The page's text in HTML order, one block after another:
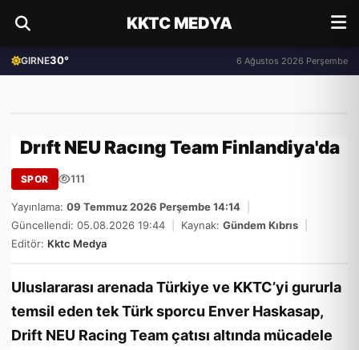
KKTC MEDYA
GIRNE30° 6 Ağustos 2026 Perşembe
Drıft NEU Racıng Team Finlandiya'da
SPOR 111
Yayınlama: 09 Temmuz 2026 Perşembe 14:14
Güncellendi: 05.08.2026 19:44
Kaynak: Gündem Kıbrıs
Editör: Kktc Medya
Uluslararası arenada Türkiye ve KKTC’yi gururla
temsil eden tek Türk sporcu Enver Haskasap,
Drift NEU Racing Team çatısı altında mücadele